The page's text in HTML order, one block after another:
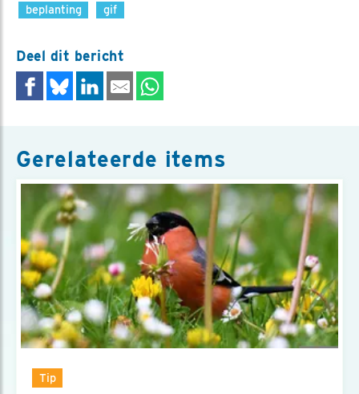
beplanting gif
Deel dit bericht
Gerelateerde items
Tip